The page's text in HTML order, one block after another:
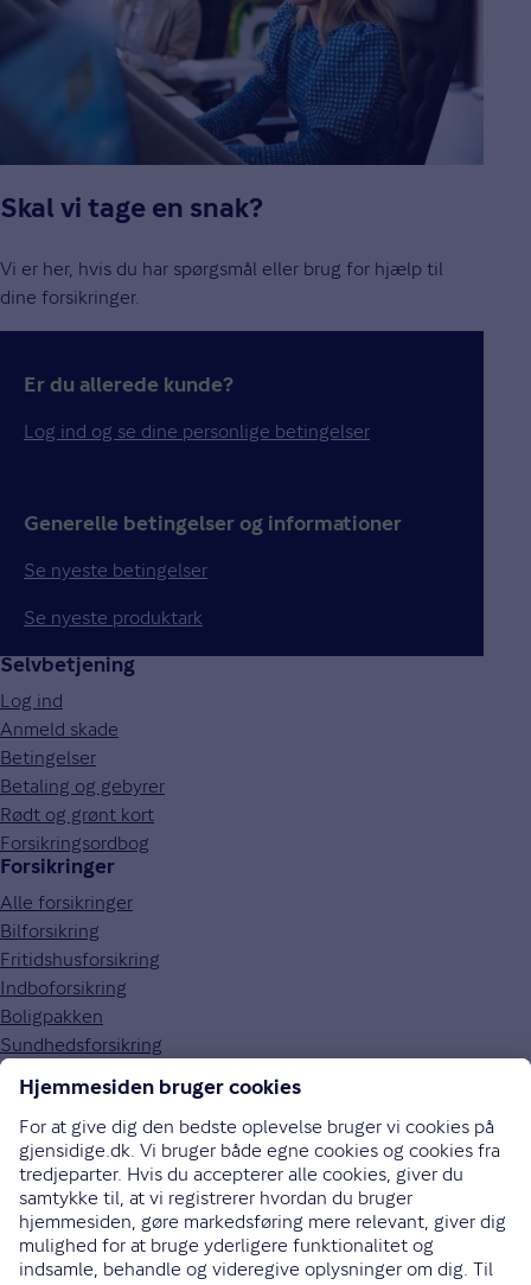
Skal vi tage en snak?
Vi er her, hvis du har spørgsmål eller brug for hjælp til
dine forsikringer.
Er du allerede kunde?
Log ind og se dine personlige betingelser
Generelle betingelser og informationer
Se nyeste betingelser
Se nyeste produktark
Selvbetjening
Log ind
Anmeld skade
Betingelser
Betaling og gebyrer
Rødt og grønt kort
Forsikringsordbog
Forsikringer
Alle forsikringer
Bilforsikring
Fritidshusforsikring
Indboforsikring
Boligpakken
Sundhedsforsikring
Om Gjensidige
Om os
Kundefordele
Job og karriere
Presse
Bæredygtighed
Gouda rejseforsikring
Brugerpanel